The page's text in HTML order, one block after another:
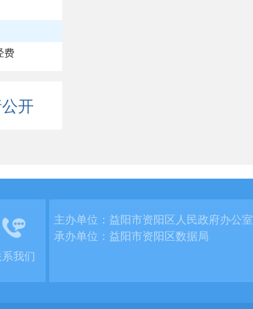
费
开
系我们
主办单位：益阳市资阳区人民政府办公室
承办单位：益阳市资阳区数据局